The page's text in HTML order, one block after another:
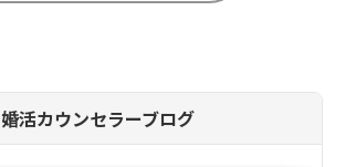
婚活カウンセラーブログ